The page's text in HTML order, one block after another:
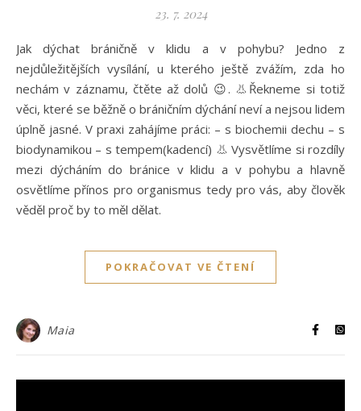
23. 7. 2024
Jak dýchat bráničně v klidu a v pohybu? Jedno z
nejdůležitějších vysílání, u kterého ještě zvážím, zda ho
nechám v záznamu, čtěte až dolů 😉. 👃Řekneme si totiž
věci, které se běžně o bráničním dýchání neví a nejsou lidem
úplně jasné. V praxi zahájíme práci: – s biochemii dechu – s
biodynamikou – s tempem(kadencí) 👃 Vysvětlíme si rozdíly
mezi dýcháním do bránice v klidu a v pohybu a hlavně
osvětlíme přínos pro organismus tedy pro vás, aby člověk
věděl proč by to měl dělat.
POKRAČOVAT VE ČTENÍ
Maia